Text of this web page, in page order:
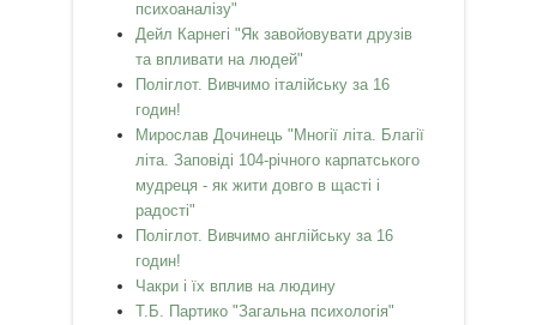
психоаналізу"
Дейл Карнегі "Як завойовувати друзів
та впливати на людей"
Поліглот. Вивчимо італійську за 16
годин!
Мирослав Дочинець "Многії літа. Благії
літа. Заповіді 104-річного карпатського
мудреця - як жити довго в щасті і
радості"
Поліглот. Вивчимо англійську за 16
годин!
Чакри і їх вплив на людину
Т.Б. Партико "Загальна психологія"